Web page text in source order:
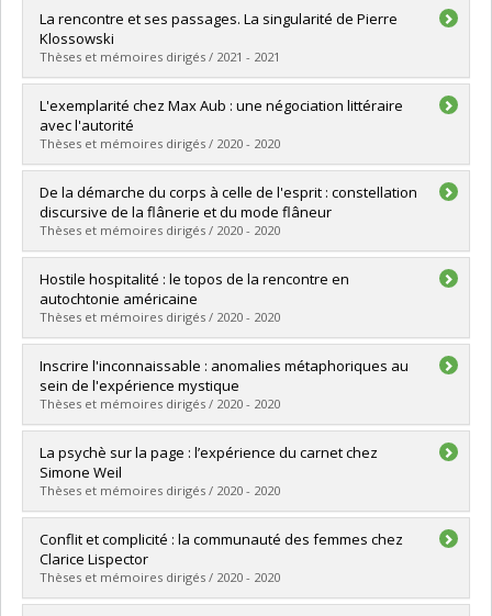
Diplômé(e) : Tétrault, Gabriel
Cycle :Doctorat
Diplôme obtenu :Ph. D.
Lien vers le document dans Papyrus
La rencontre et ses passages. La singularité de Pierre
Klossowski
Thèses et mémoires dirigés / 2021 - 2021
Diplômé(e) :Sylvain, Laurence
Cycle :Doctorat
Diplôme obtenu :Ph. D.
Lien vers le document dans Papyrus
L'exemplarité chez Max Aub : une négociation littéraire
avec l'autorité
Thèses et mémoires dirigés / 2020 - 2020
Diplômé(e) :Rodriguez-Lefebvre, Renato
Cycle :Maîtrise
Diplôme obtenu :M.A.
Lien vers le document dans Papyrus
De la démarche du corps à celle de l'esprit : constellation
discursive de la flânerie et du mode flâneur
Thèses et mémoires dirigés / 2020 - 2020
Diplômé(e) :Maltais, Olivier
Cycle :Maîtrise
Diplôme obtenu :M.A.
Lien vers le document dans Papyrus
Hostile hospitalité : le topos de la rencontre en
autochtonie américaine
Thèses et mémoires dirigés / 2020 - 2020
Diplômé(e) :Groleau, Catherine Eve
Cycle :Doctorat
Diplôme obtenu :Ph. D.
Lien vers le document dans Papyrus
Inscrire l'inconnaissable : anomalies métaphoriques au
sein de l'expérience mystique
Thèses et mémoires dirigés / 2020 - 2020
Diplômé(e) :Sbih, Miriam
Cycle :Maîtrise
Diplôme obtenu :M.A.
Lien vers le document dans Papyrus
La psychè sur la page : l’expérience du carnet chez
Simone Weil
Thèses et mémoires dirigés / 2020 - 2020
Diplômé(e) :Tirkawi, Tasnîm
Cycle : Maîtrise
Diplôme obtenu :M.A.
Lien vers le document dans Papyrus
Conflit et complicité : la communauté des femmes chez
Clarice Lispector
Thèses et mémoires dirigés / 2020 - 2020